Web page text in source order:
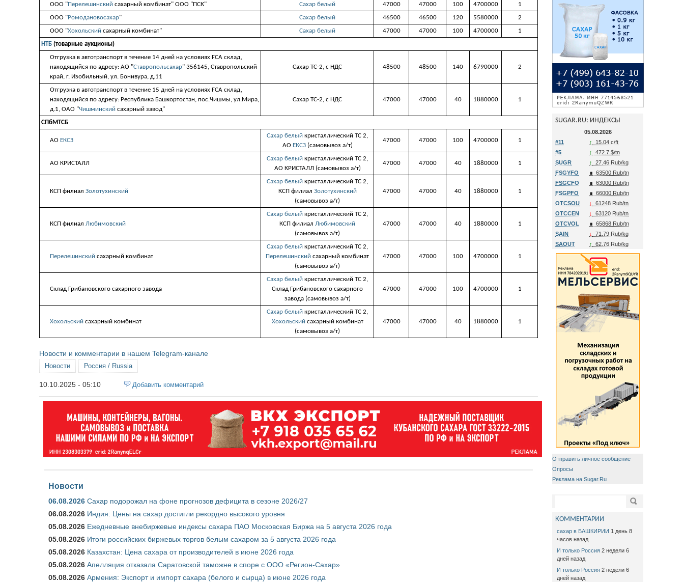
ООО "Перелешинский сахарный комбинат" ООО "ПСК" Сахар белый 47000 47000 100 4700000
1
ООО "Ромодановосахар" Сахар белый 46500 46500 120 5580000
2
ООО "Хохольский сахарный комбинат" Сахар белый 47000 47000 100 4700000
1
НТБ (товарные аукционы)
Отгрузка в автотранспорт в течение 14 дней на условиях FCA склад,
находящийся по адресу: АО "Ставропольсахар" 356145, Ставропольский
край, г. Изобильный, ул. Бонивура, д.11
Сахар ТС-2, с НДС 48500 48500 140 6790000 2
Отгрузка в автотранспорт в течение 15 дней на условиях FCA склад,
находящийся по адресу: Республика Башкортостан, пос.Чишмы, ул.Мира,
д.1, ОАО "Чишминский сахарный завод"
Сахар ТС-2, с НДС 47000 47000 40 1880000 1
СПбМТСБ
АО ЕКСЗ
Сахар белый кристаллический ТС 2,
АО ЕКСЗ(самовывоз а/т)
47000 47000 100 4700000 1
АО КРИСТАЛЛ
Сахар белый кристаллический ТС 2,
АО КРИСТАЛЛ (самовывоз а/т)
47000 47000 40 1880000 1
КСП филиал Золотухинский
Сахар белый кристаллический ТС 2,
КСП филиал Золотухинский
(самовывоз а/т)
47000 47000 40 1880000 1
КСП филиал Любимовский
Сахар белый кристаллический ТС 2,
КСП филиал Любимовский
(самовывоз а/т)
47000 47000 40 1880000 1
Перелешинский сахарный комбинат
Сахар белый кристаллический ТС 2,
Перелешинский сахарный комбинат
(самовывоз а/т)
47000 47000 100 4700000 1
Склад Грибановского сахарного завода
Сахар белый кристаллический ТС 2,
Склад Грибановского сахарного
завода (самовывоз а/т)
47000 47000 100 4700000 1
Хохольский сахарный комбинат
Сахар белый кристаллический ТС 2,
Хохольскийсахарный комбинат
(самовывоз а/т)
47000 47000 40 1880000 1
Новости и комментарии в нашем Telegram-канале
Новости Россия / Russia
10.10.2025 - 05:10 Добавить комментарий
Новости
06.08.2026 Сахар подорожал на фоне прогнозов дефицита в сезоне 2026/27
06.08.2026 Индия: Цены на сахар достигли рекордно высокого уровня
05.08.2026 Ежедневные внебиржевые индексы сахара ПАО Московская Биржа на 5 августа 2026 года
05.08.2026 Итоги российских биржевых торгов белым сахаром за 5 августа 2026 года
05.08.2026 Казахстан: Цена сахара от производителей в июне 2026 года
05.08.2026 Апелляция отказала Саратовской таможне в споре с ООО «Регион-Сахар»
05.08.2026 Армения: Экспорт и импорт сахара (белого и сырца) в июне 2026 года
SUGAR.RU: ИНДЕКСЫ
05.08.2026
#11
↑
15.04 c/ft
#5
↑
472.7 $/tn
SUGR
↑
27.46 Rub/kg
FSGYFO
∎ 63500 Rub/tn
FSGCFO
∎ 63000 Rub/tn
FSGPFO
∎ 66000 Rub/tn
OTCSOU
↓
61248 Rub/tn
OTCCEN
↓
63120 Rub/tn
OTCVOL
∎ 65868 Rub/tn
SAIN
↓
71.79 Rub/kg
SAOUT
↑ 62.76 Rub/kg
Отправить личное сообщение
Опросы
Реклама на Sugar.Ru
Поиск
КОММЕНТАРИИ
сахар в БАШКИРИИ 1 день 8
часов назад
И только Россия 2 недели 6
дней назад
И только Россия 2 недели 6
дней назад